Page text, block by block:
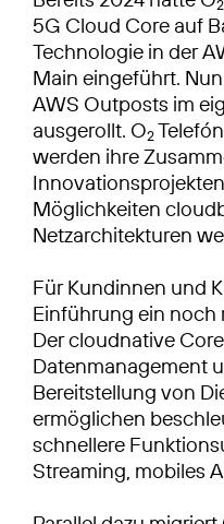
2
5G Cloud Core auf
Technologie in der
Main eingeführt.
AWS Outposts im
ausgerollt. O2
werden ihre
Möglichkeiten
Netzarchitekturen
Für Kundinnen und
Einführung ein noch
Der cloudnative
Datenmanagement
Bereitstellung von
ermöglichen
schnellere
Streaming, mobiles